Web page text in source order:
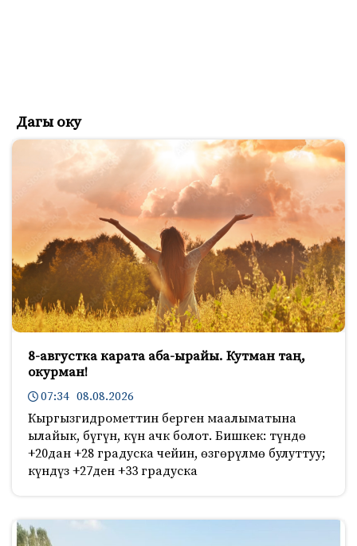
Дагы оку
8-августка карата аба-ырайы. Кутман таң,
окурман!
07:34 08.08.2026
Кыргызгидрометтин берген маалыматына
ылайык, бүгүн, күн ачк болот. Бишкек: түндө
+20дан +28 градуска чейин, өзгөрүлмө булуттуу;
күндүз +27ден +33 градуска